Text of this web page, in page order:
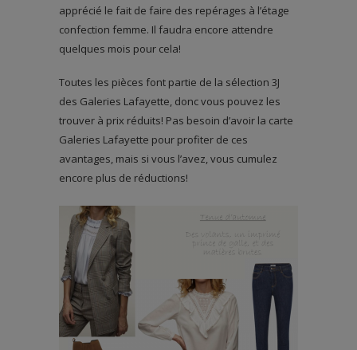
apprécié le fait de faire des repérages à l’étage
confection femme. Il faudra encore attendre
quelques mois pour cela!
Toutes les pièces font partie de la sélection 3J
des Galeries Lafayette, donc vous pouvez les
trouver à prix réduits! Pas besoin d’avoir la carte
Galeries Lafayette pour profiter de ces
avantages, mais si vous l’avez, vous cumulez
encore plus de réductions!